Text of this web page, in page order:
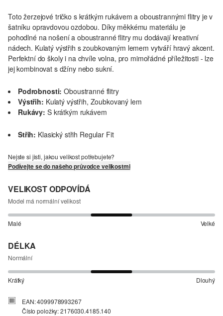
Toto žerzejové tričko s krátkým rukávem a oboustrannými flitry je v
šatníku opravdovou ozdobou. Díky měkkému materiálu je
pohodlné na nošení a oboustranné flitry mu dodávají kreativní
nádech. Kulatý výstřih s zoubkovaným lemem vytváří hravý akcent.
Perfektní do školy i na chvíle volna, pro mimořádné příležitosti - lze
jej kombinovat s džíny nebo sukní.
Podrobnosti: Oboustranné flitry
Výstřih: Kulatý výstřih, Zoubkovaný lem
Rukávy: S krátkým rukávem
Střih: Klasický střih Regular Fit
Nejste si jisti, jakou velikost potřebujete?
Podívejte se do našeho průvodce velikostmi
VELIKOST ODPOVÍDÁ
Model má normální velikost
Malé Velké
DÉLKA
Normální
Krátký Dlouhý
EAN: 4099978993267
Číslo položky: 2176030.4185.140